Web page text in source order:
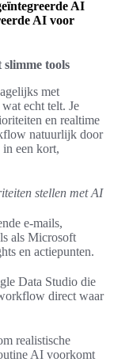
AI
AI voor
tools
met
echt telt. Je
en realtime
natuurlijk door
een kort,
stellen met AI
e-mails,
als Microsoft
en actiepunten.
Data Studio die
direct waar
realistische
AI voorkomt